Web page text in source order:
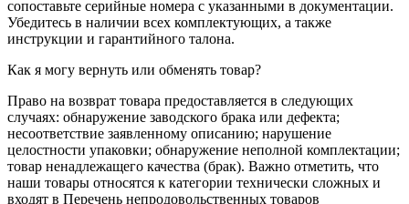
сопоставьте серийные номера с указанными в документации.
Убедитесь в наличии всех комплектующих, а также
инструкции и гарантийного талона.
Как я могу вернуть или обменять товар?
Право на возврат товара предоставляется в следующих
случаях: обнаружение заводского брака или дефекта;
несоответствие заявленному описанию; нарушение
целостности упаковки; обнаружение неполной комплектации;
товар ненадлежащего качества (брак). Важно отметить, что
наши товары относятся к категории технически сложных и
входят в Перечень непродовольственных товаров